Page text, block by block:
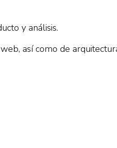
y análisis.
así como de